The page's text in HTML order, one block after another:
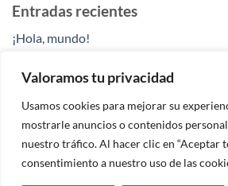
Valoramos tu privacidad
Usamos cookies para mejorar su
mostrarle anuncios o contenidos
nuestro tráfico. Al hacer clic en “Aceptar
consentimiento a nuestro uso de las
Entradas recientes
¡Hola, mundo!
Comentarios recientes
Un comentarista de WordPressen